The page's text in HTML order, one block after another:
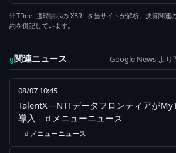
※ TDnet 適時開示の XBRL を当サイトが解析。決算関連
約を併記しています。
g関連ニュース Google News より
08/07 10:45
TalentX---NTTデータフロンティアが
導入 - ｄメニューニュース
ｄメニューニュース